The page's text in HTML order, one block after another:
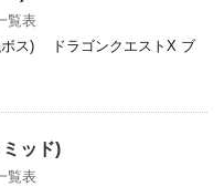
覧表
ボス) ドラゴンクエストX ブ
ッド)
覧表